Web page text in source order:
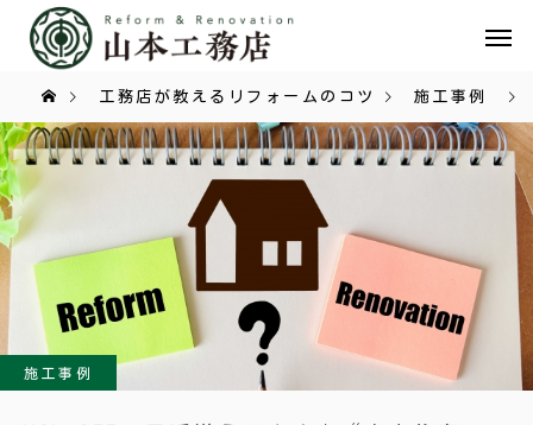
工務店が教えるリフォームのコツ 施工事例
施工事例